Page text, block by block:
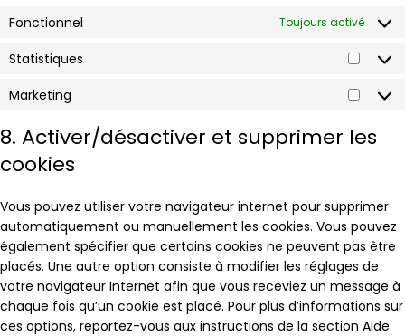
Fonctionnel Toujours activé
Statistiques
Marketing
8. Activer/désactiver et supprimer les
cookies
Vous pouvez utiliser votre navigateur internet pour supprimer
automatiquement ou manuellement les cookies. Vous pouvez
également spécifier que certains cookies ne peuvent pas être
placés. Une autre option consiste à modifier les réglages de
votre navigateur Internet afin que vous receviez un message à
chaque fois qu’un cookie est placé. Pour plus d’informations sur
ces options, reportez-vous aux instructions de la section Aide